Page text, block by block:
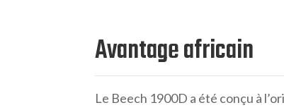
Avantage africain
Le Beech 1900D a été conçu à